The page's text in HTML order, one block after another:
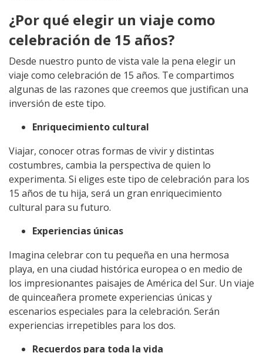
¿Por qué elegir un viaje como
celebración de 15 años?
Desde nuestro punto de vista vale la pena elegir un
viaje como celebración de 15 años. Te compartimos
algunas de las razones que creemos que justifican una
inversión de este tipo.
Enriquecimiento cultural
Viajar, conocer otras formas de vivir y distintas
costumbres, cambia la perspectiva de quien lo
experimenta. Si eliges este tipo de celebración para los
15 años de tu hija, será un gran enriquecimiento
cultural para su futuro.
Experiencias únicas
Imagina celebrar con tu pequeña en una hermosa
playa, en una ciudad histórica europea o en medio de
los impresionantes paisajes de América del Sur. Un viaje
de quinceañera promete experiencias únicas y
escenarios especiales para la celebración. Serán
experiencias irrepetibles para los dos.
Recuerdos para toda la vida